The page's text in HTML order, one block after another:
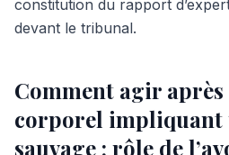
constitution du rapport
devant le tribunal.
Comment agir
corporel impliquant
sauvage : rôle de